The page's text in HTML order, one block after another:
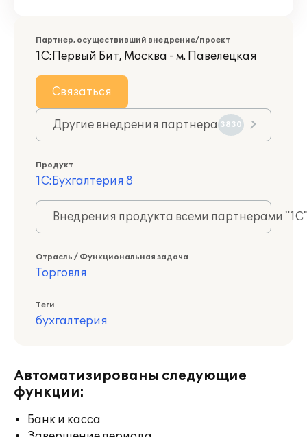
Партнер, осуществивший внедрение/проект
1С:Первый Бит, Москва - м. Павелецкая
Связаться
Другие внедрения партнера 3830
Продукт
1С:Бухгалтерия 8
Внедрения продукта всеми партнерами
Отрасль / Функциональная задача
Торговля
Теги
бухгалтерия
Автоматизированы следующие
функции:
Банк и касса